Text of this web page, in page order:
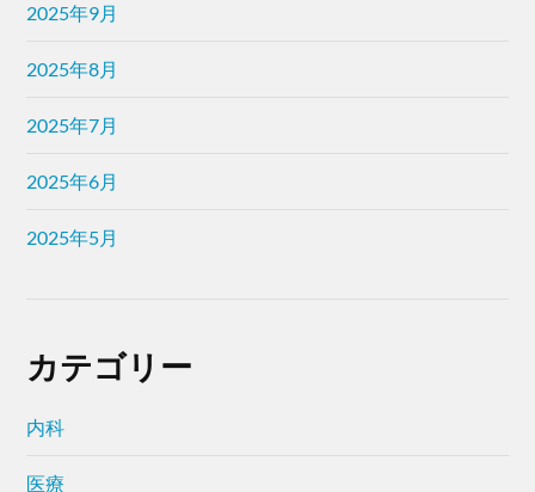
2025年9月
2025年8月
2025年7月
2025年6月
2025年5月
カテゴリー
内科
医療